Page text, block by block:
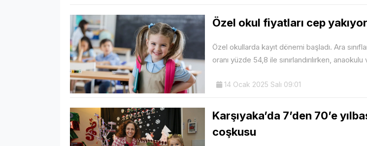
Özel okul fiyatları cep yakıyor
Özel okullarda kayıt dönemi başladı. Ara
oranı yüzde 54,8 ile sınırlandırılırken, anaokulu
14 Ocak 2025 Salı 09:01
Karşıyaka’da 7’den 70’e
coşkusu